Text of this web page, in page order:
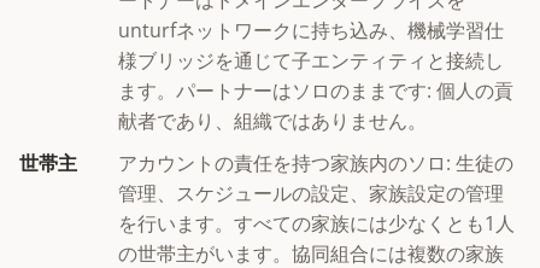
unturfネットワークに持ち込み、機械学習仕
様ブリッジを通じて子エンティティと接続し
ます。パートナーはソロのままです: 個人の貢
献者であり、組織ではありません。
世帯主
アカウントの責任を持つ家族内のソロ: 生徒の
管理、スケジュールの設定、家族設定の管理
を行います。すべての家族には少なくとも1人
の世帯主がいます。協同組合には複数の家族